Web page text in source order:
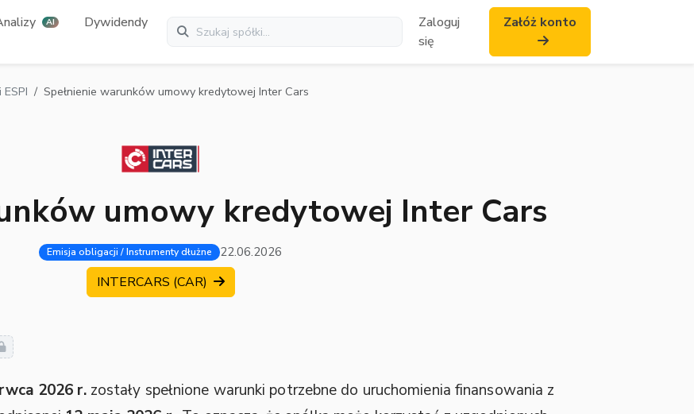
AI Dywidendy
Zaloguj
się
Załóż konto
Spełnienie warunków umowy kredytowej Inter Cars
umowy kredytowej Inter Cars
Emisja obligacji / Instrumenty dłużne 22.06.2026
INTERCARS (CAR)
2026 r.zostały spełnione warunki potrzebne do uruchomienia finansowania z